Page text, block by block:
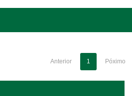
Anterior 1 Póximo